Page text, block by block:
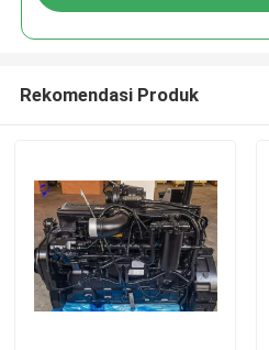
Rekomendasi Produk